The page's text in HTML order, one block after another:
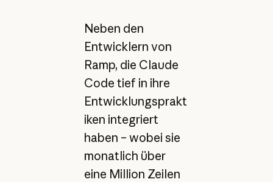
Neben den
Entwicklern von
Ramp, die Claude
Code tief in ihre
Entwicklungsprakt
iken integriert
haben – wobei sie
monatlich über
eine Million Zeilen